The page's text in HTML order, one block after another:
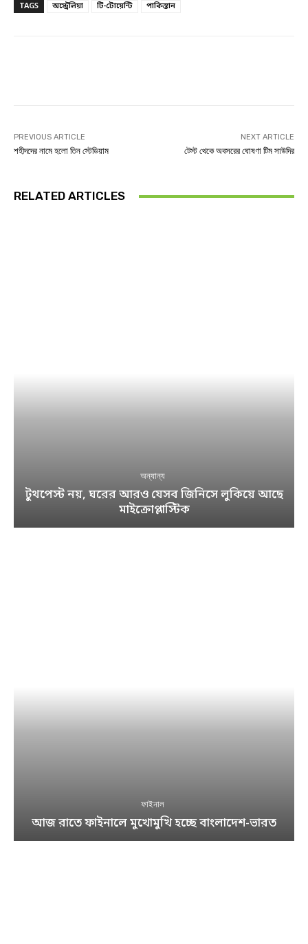
TAGS অস্ট্রেলিয়া টি-টোয়েন্টি পাকিস্তান
PREVIOUS ARTICLE
শহীদদের নামে হলো তিন স্টেডিয়াম
NEXT ARTICLE
টেস্ট থেকে অবসরের ঘোষণা টিম সাউদির
RELATED ARTICLES
অন্যান্য
টুথপেস্ট নয়, ঘরের আরও যেসব জিনিসে লুকিয়ে আছে
মাইক্রোপ্লাস্টিক
ফাইনাল
আজ রাতে ফাইনালে মুখোমুখি হচ্ছে বাংলাদেশ-ভারত